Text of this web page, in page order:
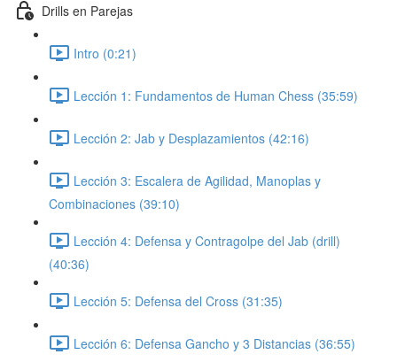
Drills en Parejas
Intro (0:21)
Lección 1: Fundamentos de Human Chess (35:59)
Lección 2: Jab y Desplazamientos (42:16)
Lección 3: Escalera de Agilidad, Manoplas y
Combinaciones (39:10)
Lección 4: Defensa y Contragolpe del Jab (drill)
(40:36)
Lección 5: Defensa del Cross (31:35)
Lección 6: Defensa Gancho y 3 Distancias (36:55)